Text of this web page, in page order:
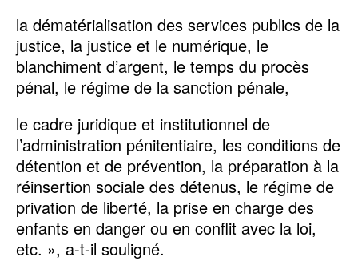
la dématérialisation des services publics de la
justice, la justice et le numérique, le
blanchiment d’argent, le temps du procès
pénal, le régime de la sanction pénale,
le cadre juridique et institutionnel de
l’administration pénitentiaire, les conditions de
détention et de prévention, la préparation à la
réinsertion sociale des détenus, le régime de
privation de liberté, la prise en charge des
enfants en danger ou en conflit avec la loi,
etc. », a-t-il souligné.